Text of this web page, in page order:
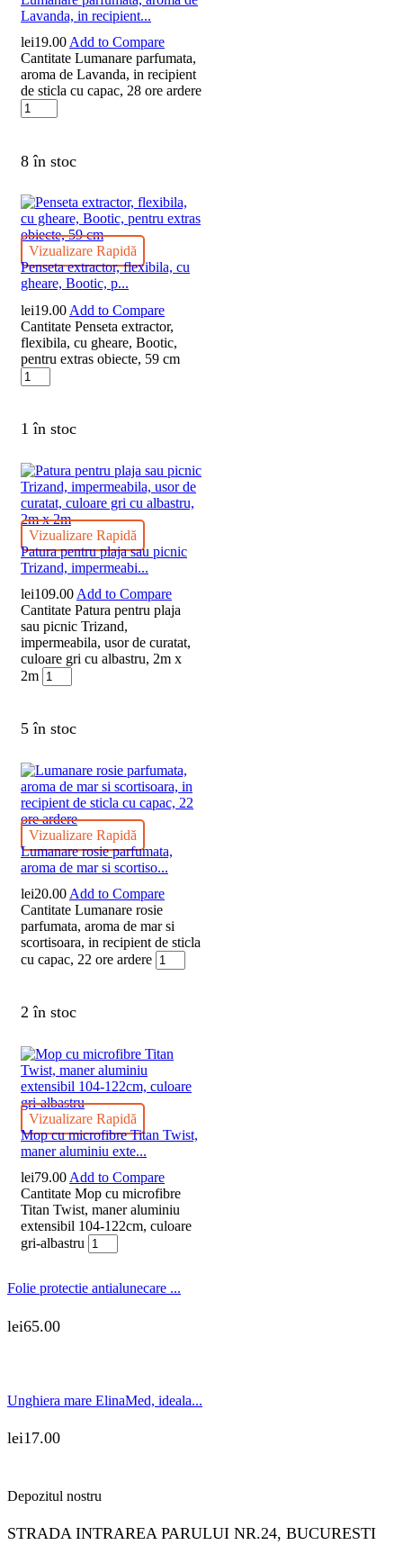
Lavanda, in recipient...
lei19.00 Add to Compare
Cantitate Lumanare parfumata,
aroma de Lavanda, in recipient
de sticla cu capac, 28 ore ardere
8 în stoc
Vizualizare Rapidă
Penseta extractor, flexibila, cu
gheare, Bootic, p...
lei19.00 Add to Compare
Cantitate Penseta extractor,
flexibila, cu gheare, Bootic,
pentru extras obiecte, 59 cm
1 în stoc
Vizualizare Rapidă
Patura pentru plaja sau picnic
Trizand, impermeabi...
lei109.00 Add to Compare
Cantitate Patura pentru plaja
sau picnic Trizand,
impermeabila, usor de curatat,
culoare gri cu albastru, 2m x
2m
5 în stoc
Vizualizare Rapidă
Lumanare rosie parfumata,
aroma de mar si scortiso...
lei20.00 Add to Compare
Cantitate Lumanare rosie
parfumata, aroma de mar si
scortisoara, in recipient de sticla
cu capac, 22 ore ardere
2 în stoc
Vizualizare Rapidă
Mop cu microfibre Titan Twist,
maner aluminiu exte...
lei79.00Add to Compare
Cantitate Mop cu microfibre
Titan Twist, maner aluminiu
extensibil 104-122cm, culoare
gri-albastru
Folie protectie antialunecare ...
lei65.00
Unghiera mare ElinaMed, ideala...
lei17.00
Depozitul nostru
STRADA INTRAREA PARULUI NR.24, BUCURESTI